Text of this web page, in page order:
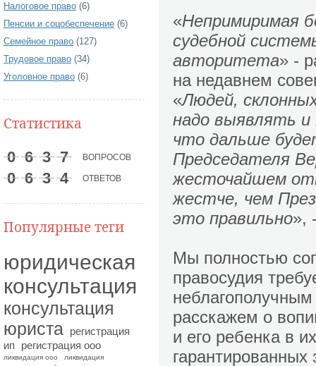
Налоговое право (6)
Пенсии и соцобеспечение (6)
Семейное право (127)
Трудовое право (34)
Уголовное право (6)
Статистика
0 6 3 7 ВОПРОСОВ
0 6 3 4 ОТВЕТОВ
Популярные теги
юридическая
консультация
консультация
юриста регистрация
ип
регистрация ооо
ликвидация ооо
ликвидация
«Непримиримая
судебной
авторитета» -
на недавнем
«Людей,
надо выявлять и
что дальше
Председателя
жесточайшем
жестче, чем
это правильно»,
Мы полностью
правосудия
расскажем о
и его ребенка в